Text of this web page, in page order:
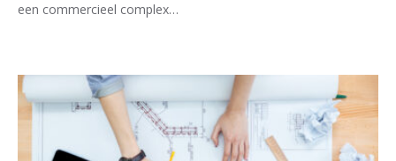
een commercieel complex…